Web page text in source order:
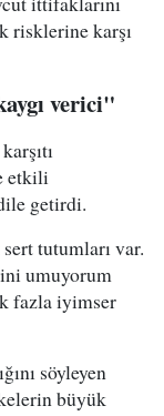
risklerine karşı
verici"
etkili
getirdi.
tutumları var.
umuyorum
fazla iyimser
söyleyen
büyük